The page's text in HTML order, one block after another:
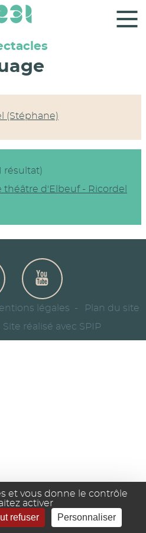
et vous donne le contrôle
activer
refuser Personnaliser
(Stéphane)
résultat)
théâtre d'Elbeuf - Ricordel
légales
Plan du site
Site réalisé avec SPIP